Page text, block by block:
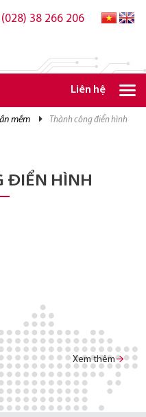
(028) 38 266 206
Liên hệ
mềm thành công điển hình
ĐIỂN HÌNH
Xem thêm